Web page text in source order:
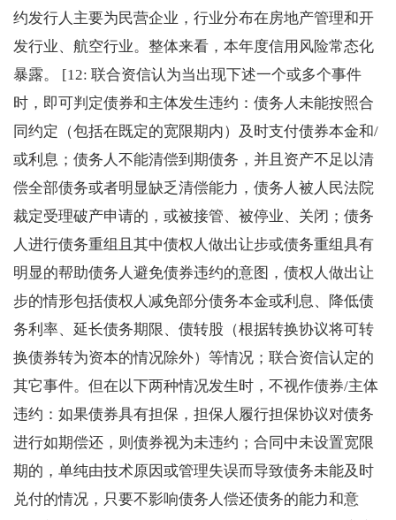
约发行人主要为民营企业，行业分布在房地产管理和开
发行业、航空行业。整体来看，本年度信用风险常态化
暴露。 [12: 联合资信认为当出现下述一个或多个事件
时，即可判定债券和主体发生违约：债务人未能按照合
同约定（包括在既定的宽限期内）及时支付债券本金和/
或利息；债务人不能清偿到期债务，并且资产不足以清
偿全部债务或者明显缺乏清偿能力，债务人被人民法院
裁定受理破产申请的，或被接管、被停业、关闭；债务
人进行债务重组且其中债权人做出让步或债务重组具有
明显的帮助债务人避免债券违约的意图，债权人做出让
步的情形包括债权人减免部分债务本金或利息、降低债
务利率、延长债务期限、债转股（根据转换协议将可转
换债券转为资本的情况除外）等情况；联合资信认定的
其它事件。但在以下两种情况发生时，不视作债券/主体
违约：如果债券具有担保，担保人履行担保协议对债务
进行如期偿还，则债券视为未违约；合同中未设置宽限
期的，单纯由技术原因或管理失误而导致债务未能及时
兑付的情况，只要不影响债务人偿还债务的能力和意